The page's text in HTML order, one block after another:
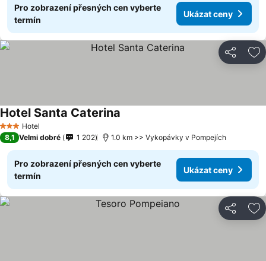
Pro zobrazení přesných cen vyberte
termín
Ukázat ceny
Sdílet
3 Počet hvězdiček
Hotel
Hotel Santa Caterina
8,1 Velmi dobré 1 202 1.0 km >> Vykopávky v Pompejích
Pro zobrazení přesných cen vyberte
termín
Ukázat ceny
Sdílet